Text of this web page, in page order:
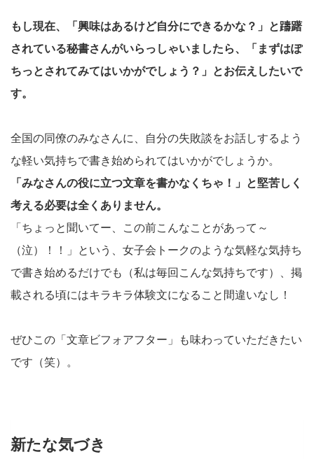
もし現在、「興味はあるけど自分にできるかな？」と躊躇
されている秘書さんがいらっしゃいましたら、「まずはぽ
ちっとされてみてはいかがでしょう？」とお伝えしたいで
す。
全国の同僚のみなさんに、自分の失敗談をお話しするよう
な軽い気持ちで書き始められてはいかがでしょうか。
「みなさんの役に立つ文章を書かなくちゃ！」と堅苦しく
考える必要は全くありません。
「ちょっと聞いてー、この前こんなことがあって～
（泣）！！」という、女子会トークのような気軽な気持ち
で書き始めるだけでも（私は毎回こんな気持ちです）、掲
載される頃にはキラキラ体験文になること間違いなし！
ぜひこの「文章ビフォアフター」も味わっていただきたい
です（笑）。
新たな気づき